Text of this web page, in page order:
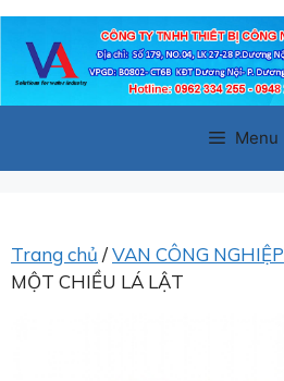
Chuyển
đến
Menu
Trang chủ /VAN CÔNG NGHIỆP
MỘT CHIỀU LÁ LẬT